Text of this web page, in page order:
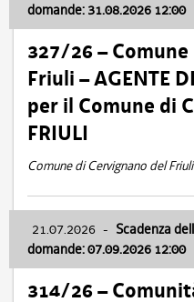
domande: 31.08.2026 12:00
327/26 –
Friuli – AGENTE
per il Comune di
FRIULI
Comune di Cervignano del Friuli
21.07.2026 - Scadenza
domande: 07.09.2026 12:00
314/26 –